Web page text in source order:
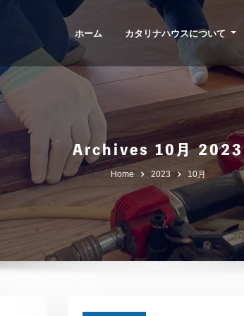
ホーム カタリナハウスについて
Archives 10月 2023
Home 2023 10月